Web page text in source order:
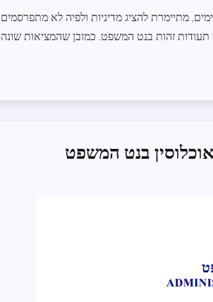
מתיימרת להציג מדיניות ולפיה לא מתפרסמים
תעודות זהות בנט המשפט. כמובן שהמציאות שונה